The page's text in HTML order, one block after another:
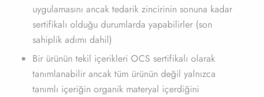
uygulamasını ancak tedarik zincirinin sonuna kadar
sertifikalı olduğu durumlarda yapabilirler (son
sahiplik adımı dahil)
Bir ürünün tekil içerikleri OCS sertifikalı olarak
tanımlanabilir ancak tüm ürünün değil yalnızca
tanımlı içeriğin organik materyal içerdiğini